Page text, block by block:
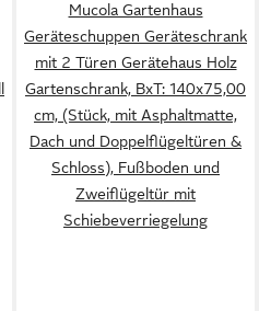
Mucola Gartenhaus
Geräteschuppen Geräteschrank
mit 2 Türen Gerätehaus Holz
Gartenschrank, BxT: 140x75,00
cm, (Stück, mit Asphaltmatte,
Dach und Doppelflügeltüren &
Schloss), Fußboden und
Zweiflügeltür mit
Schiebeverriegelung